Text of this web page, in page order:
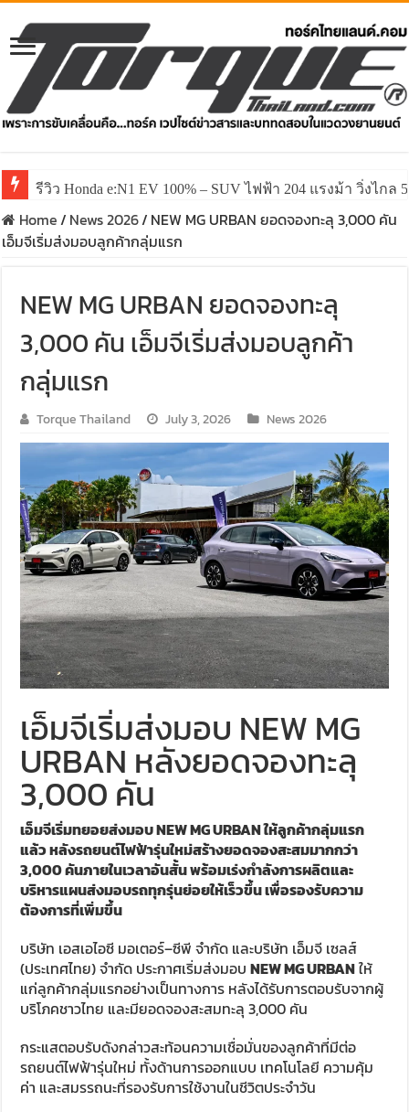
รีวิว Honda e:N1 EV 100% – SUV ไฟฟ้า 204 แรงม้า วิ่งไกล
Home/ News 2026/ NEW MG URBAN ยอดจองทะลุ 3,000 คัน
เอ็มจีเริ่มส่งมอบลูกค้ากลุ่มแรก
NEW MG URBAN ยอดจองทะลุ
3,000 คัน เอ็มจีเริ่มส่งมอบลูกค้า
กลุ่มแรก
Torque Thailand July 3, 2026 News 2026
เอ็มจีเริ่มส่งมอบ NEW MG
URBAN หลังยอดจองทะลุ
3,000 คัน
เอ็มจีเริ่มทยอยส่งมอบ NEW MG URBAN ให้ลูกค้ากลุ่มแรก
แล้ว หลังรถยนต์ไฟฟ้ารุ่นใหม่สร้างยอดจองสะสมมากกว่า
3,000 คันภายในเวลาอันสั้น พร้อมเร่งกำลังการผลิตและ
บริหารแผนส่งมอบรถทุกรุ่นย่อยให้เร็วขึ้น เพื่อรองรับความ
ต้องการที่เพิ่มขึ้น
บริษัท เอสเอไอซี มอเตอร์–ซีพี จำกัด และบริษัท เอ็มจี เซลส์
(ประเทศไทย) จำกัด ประกาศเริ่มส่งมอบNEW MG URBANให้
แก่ลูกค้ากลุ่มแรกอย่างเป็นทางการ หลังได้รับการตอบรับจากผู้
บริโภคชาวไทย และมียอดจองสะสมทะลุ 3,000 คัน
กระแสตอบรับดังกล่าวสะท้อนความเชื่อมั่นของลูกค้าที่มีต่อ
รถยนต์ไฟฟ้ารุ่นใหม่ ทั้งด้านการออกแบบ เทคโนโลยี ความคุ้ม
ค่า และสมรรถนะที่รองรับการใช้งานในชีวิตประจำวัน